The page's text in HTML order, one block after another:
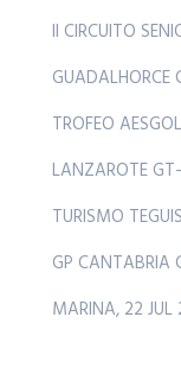
II CIRCUITO
GUADALHORCE
TROFEO
LANZAROTE
TURISMO
GP CANTABRIA
MARINA, 22 JUL